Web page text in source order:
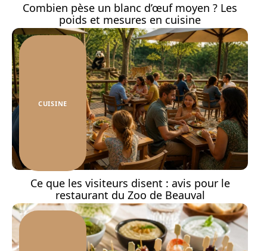
Combien pèse un blanc d’œuf moyen ? Les
poids et mesures en cuisine
CUISINE
Ce que les visiteurs disent : avis pour le
restaurant du Zoo de Beauval